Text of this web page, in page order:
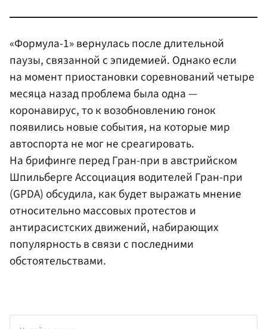
«Формула-1» вернулась после длительной
паузы, связанной с эпидемией. Однако если
на момент приостановки соревнований четыре
месяца назад проблема была одна —
коронавирус, то к возобновлению гонок
появились новые события, на которые мир
автоспорта не мог не среагировать.
На брифинге перед Гран-при в австрийском
Шпильберге Ассоциация водителей Гран-при
(GPDA) обсудила, как будет выражать мнение
относительно массовых протестов и
антирасистских движений, набирающих
популярность в связи с последними
обстоятельствами.